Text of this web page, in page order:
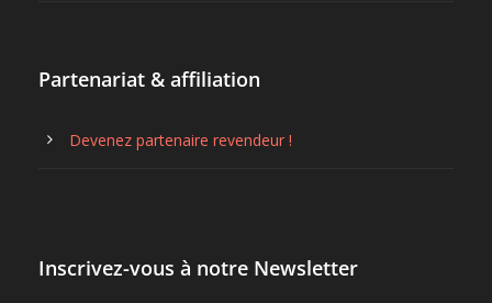
Partenariat & affiliation
Devenez partenaire revendeur !
Inscrivez-vous à notre Newsletter